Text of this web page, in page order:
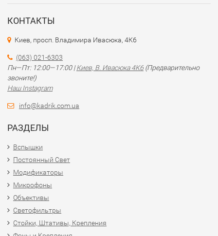
КОНТАКТЫ
Киев, просп. Владимира Ивасюка, 4К6
(063) 021-6303
Пн—Пт: 12:00—17:00 |Киев, В. Ивасюка 4К6 (Предварительно
звоните!)
Наш Instagram
info@kadrik.com.ua
РАЗДЕЛЫ
Вспышки
Постоянный Свет
Модификаторы
Микрофоны
Объективы
Светофильтры
Стойки, Штативы, Крепления